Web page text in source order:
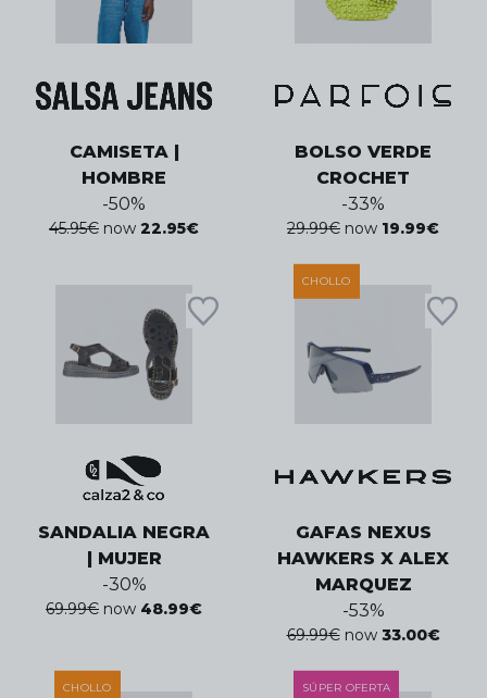
CAMISETA |
HOMBRE
-50%
45.95€ now 22.95€
BOLSO VERDE
CROCHET
-33%
29.99€ now 19.99€
SANDALIA NEGRA
| MUJER
-30%
69.99€ now 48.99€
CHOLLO
GAFAS NEXUS
HAWKERS X ALEX
MARQUEZ
-53%
69.99€ now 33.00€
CHOLLO SÚPER OFERTA